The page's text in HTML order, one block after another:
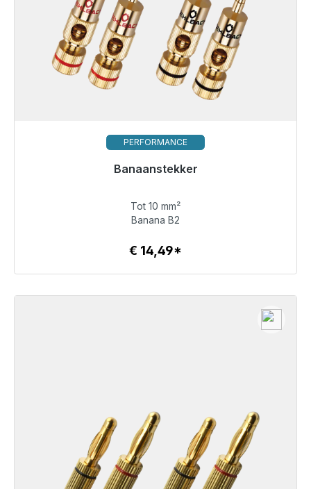
PERFORMANCE
Banaanstekker
€ 14,49
Details
Tot 10 mm²
Banana B2
€ 14,49*